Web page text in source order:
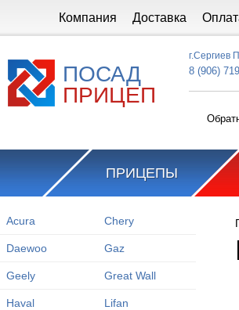
Компания Доставка
ПОСАД
ПРИЦЕП
г.Сергиев
8 (906)
ПРИЦЕПЫ
Acura Chery
Daewoo Gaz
Geely Great Wall
Haval Lifan